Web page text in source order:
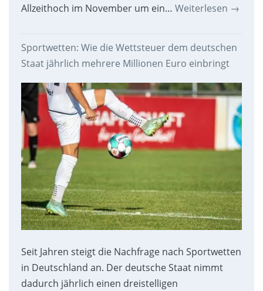
Allzeithoch im November um ein… Weiterlesen →
Sportwetten: Wie die Wettsteuer dem deutschen
Staat jährlich mehrere Millionen Euro einbringt
Seit Jahren steigt die Nachfrage nach Sportwetten
in Deutschland an. Der deutsche Staat nimmt
dadurch jährlich einen dreistelligen